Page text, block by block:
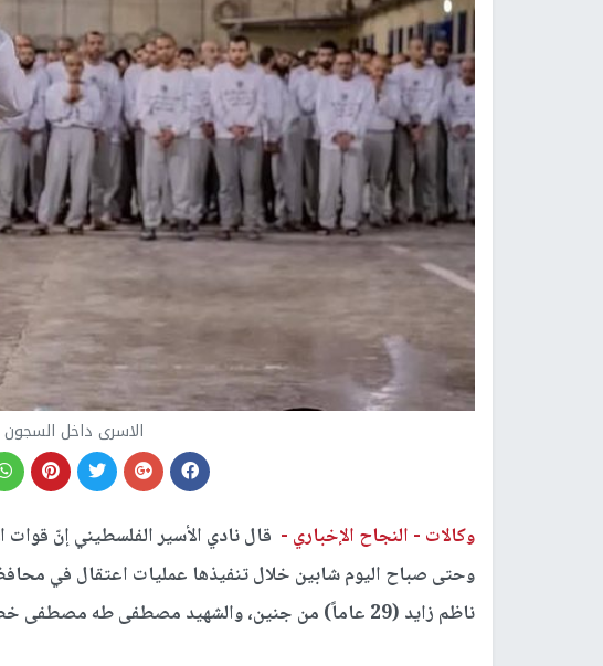
الاسرى داخل السجون
وكالات - النجاح الإخباري - قال نادي الأسير الفلسطيني إنّ
وحتى صباح اليوم شابين خلال تنفيذها عمليات اعتقال في
ناظم زايد (29 عاماً) من جنين، والشهيد مصطفى طه مصطفى خطيب (32 عاماً) من سلفيت.